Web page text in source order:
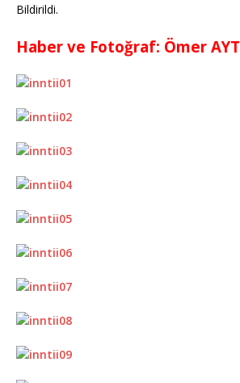
Bildirildi.
Haber ve Fotoğraf: Ömer